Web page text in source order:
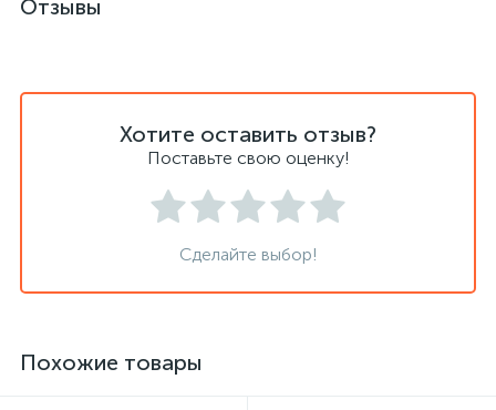
Отзывы
Хотите оставить отзыв?
Поставьте свою оценку!
Сделайте выбор!
Похожие товары